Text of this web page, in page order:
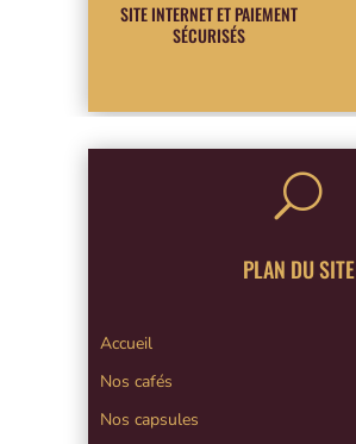
SITE INTERNET ET PAIEMENT
SÉCURISÉS
U
PLAN DU SITE
Accueil
Nos cafés
Nos capsules